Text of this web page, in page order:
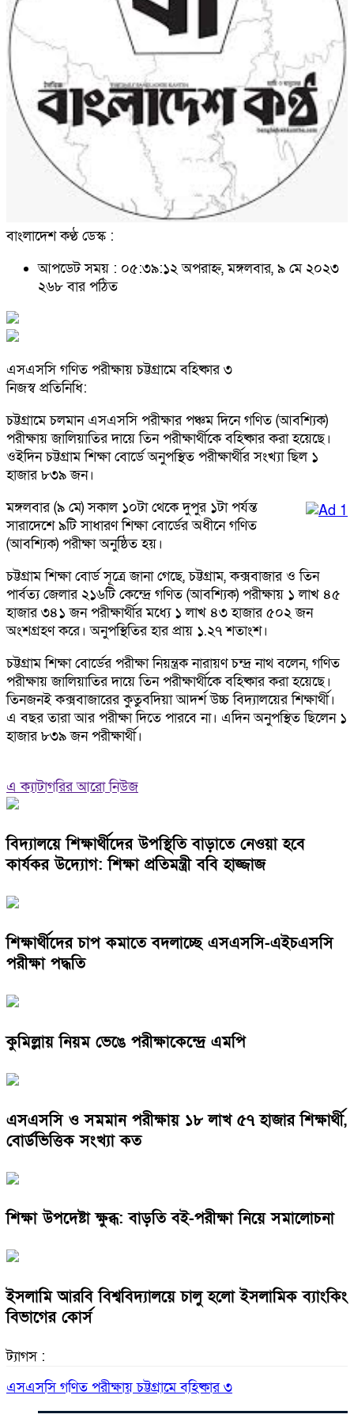
বাংলাদেশ কণ্ঠ ডেস্ক :
আপডেট সময় : ০৫:৩৯:১২ অপরাহ্ন, মঙ্গলবার, ৯ মে ২০২৩
২৬৮ বার পঠিত
এসএসসি গণিত পরীক্ষায় চট্টগ্রামে বহিষ্কার ৩
নিজস্ব প্রতিনিধি:
চট্টগ্রামে চলমান এসএসসি পরীক্ষার পঞ্চম দিনে গণিত (আবশ্যিক)
পরীক্ষায় জালিয়াতির দায়ে তিন পরীক্ষার্থীকে বহিষ্কার করা হয়েছে।
ওইদিন চট্টগ্রাম শিক্ষা বোর্ডে অনুপস্থিত পরীক্ষার্থীর সংখ্যা ছিল ১
হাজার ৮৩৯ জন।
মঙ্গলবার (৯ মে) সকাল ১০টা থেকে দুপুর ১টা পর্যন্ত
সারাদেশে ৯টি সাধারণ শিক্ষা বোর্ডের অধীনে গণিত
(আবশ্যিক) পরীক্ষা অনুষ্ঠিত হয়।
চট্টগ্রাম শিক্ষা বোর্ড সূত্রে জানা গেছে, চট্টগ্রাম, কক্সবাজার ও তিন
পার্বত্য জেলার ২১৬টি কেন্দ্রে গণিত (আবশ্যিক) পরীক্ষায় ১ লাখ ৪৫
হাজার ৩৪১ জন পরীক্ষার্থীর মধ্যে ১ লাখ ৪৩ হাজার ৫০২ জন
অংশগ্রহণ করে। অনুপস্থিতির হার প্রায় ১.২৭ শতাংশ।
চট্টগ্রাম শিক্ষা বোর্ডের পরীক্ষা নিয়ন্ত্রক নারায়ণ চন্দ্র নাথ বলেন, গণিত
পরীক্ষায় জালিয়াতির দায়ে তিন পরীক্ষার্থীকে বহিষ্কার করা হয়েছে।
তিনজনই কক্সবাজারের কুতুবদিয়া আদর্শ উচ্চ বিদ্যালয়ের শিক্ষার্থী।
এ বছর তারা আর পরীক্ষা দিতে পারবে না। এদিন অনুপস্থিত ছিলেন ১
হাজার ৮৩৯ জন পরীক্ষার্থী।
এ ক্যাটাগরির আরো নিউজ
বিদ্যালয়ে শিক্ষার্থীদের উপস্থিতি বাড়াতে নেওয়া হবে
কার্যকর উদ্যোগ: শিক্ষা প্রতিমন্ত্রী ববি হাজ্জাজ
শিক্ষার্থীদের চাপ কমাতে বদলাচ্ছে এসএসসি-এইচএসসি
পরীক্ষা পদ্ধতি
কুমিল্লায় নিয়ম ভেঙে পরীক্ষাকেন্দ্রে এমপি
এসএসসি ও সমমান পরীক্ষায় ১৮ লাখ ৫৭ হাজার শিক্ষার্থী,
বোর্ডভিত্তিক সংখ্যা কত
শিক্ষা উপদেষ্টা ক্ষুব্ধ: বাড়তি বই-পরীক্ষা নিয়ে সমালোচনা
ইসলামি আরবি বিশ্ববিদ্যালয়ে চালু হলো ইসলামিক ব্যাংকিং
বিভাগের কোর্স
ট্যাগস :
এসএসসি গণিত পরীক্ষায় চট্টগ্রামে বহিষ্কার ৩